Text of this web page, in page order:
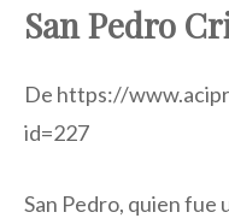
San Pedro
De https://
id=227
San Pedro, quien fue